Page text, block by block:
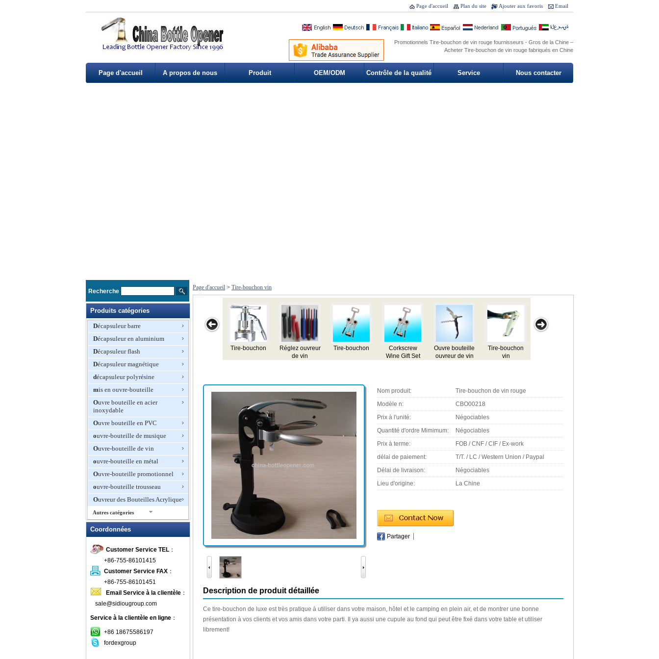
Email
Ajouter aux favoris
Plan du site
Page d'accueil
Promotionnels Tire-bouchon de vin rouge fournisseurs - Gros de la Chine –
Acheter Tire-bouchon de vin rouge fabriqués en Chine
Page d'accueil A propos de nous Produit OEM/ODM Contrôle de la qualité Service Nous contacter
Recherche
Produits catégories
Décapsuleur barre
Décapsuleur en aluminium
Décapsuleur flash
Décapsuleur magnétique
décapsuleur polyrésine
mis en ouvre-bouteille
Ouvre bouteille en acier
inoxydable
Ouvre bouteille en PVC
ouvre-bouteille de musique
Ouvre-bouteille de vin
ouvre-bouteille en métal
Ouvre-bouteille promotionnel
ouvre-bouteille trousseau
Ouvreur des Bouteilles Acrylique
Autres catégories
Ouvreur des Bouteilles de vin
électronique
Ouvreur des Bouteilles Mini
multifonctions
peut décapsuleur
Tire-bouchon vin
Coordonnées
Customer Service TEL ：
+86-755-86101415
Customer Service FAX ：
+86-755-86101451
Email Service à la clientèle ：
sale@sidiougroup.com
Service à la clientèle en ligne ：
+86 18675586197
fordexgroup
Page d'accueil > Tire-bouchon vin
Tire-bouchon
Corkscrew
une bonne
qualité
Tire-bouchon
Réglez ouvreur
de vin
Tire-bouchon
Corkscrew
Wine Gift Set
Ouvre bouteille
ouvreur de vin
Tire-bouchon
Nom produit:
Tire-bouchon de vin rouge
Modèle n:
CBO00218
Prix à l'unité:
Négociables
Quantité d'ordre Mimimum:
Négociables
Prix à terme:
FOB / CNF / CIF / Ex-work
délai de paiement:
T/T. / LC / Western Union / Paypal
Délai de livraison:
Négociables
Lieu d'origine:
La Chine
Partager
Description de produit détaillée
Ce tire-bouchon de luxe est très pratique à utiliser dans votre maison, hôtel et le camping en plein air, et de montrer une bonne
présentation à vos clients et vos amis dans votre parti. Il ya aussi une cupule au fond qui peut être fixé dans votre table et utiliser
librement!